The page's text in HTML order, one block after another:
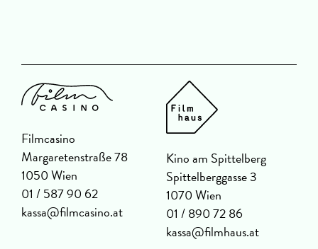
Filmcasino
Margaretenstraße 78
1050 Wien
01 / 587 90 62
kassa@filmcasino.at
Kino am Spittelberg
Spittelberggasse 3
1070 Wien
01 / 890 72 86
kassa@filmhaus.at